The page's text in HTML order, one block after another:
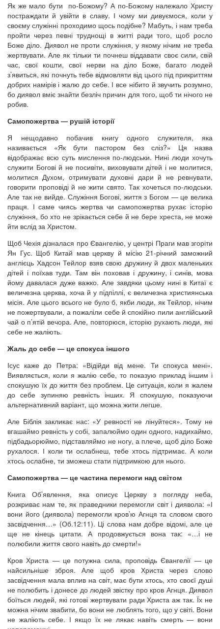
Як же мало бути по-Божому? А по-Божому належало Христу
постраждати й увійти в славу. І чому ми дивуємося, коли у
своєму служінні проходимо щось подібне? Мабуть, і нам треба
пройти через певні труднощі в житті ради того, щоб росло
Боже діло. Диявол не проти служіння, у якому нічим не треба
жертвувати. Але як тільки ти почнеш віддавати своє сили, свій
час, свої кошти, свої нерви на діло Боже, багато людей
з’явиться, які почнуть тебе відмовляти від цього під прикриттям
добрих намірів і жалю до себе. І все нібито й звучить розумно,
бо диявол вміє знайти безліч причин для того, щоб ти нічого не
робив.
Самопожертва — рушій історії
Я нещодавно побачив книгу одного служителя, яка
називається «Як бути пастором без сліз?» Ця назва
відображає всю суть мислення по-людськи. Нині люди хочуть
служити Богові й не посивіти, виховувати дітей і не молитися,
молитися Духом, отримувати духовні дари й не ревнувати,
говорити проповіді й не жити свято. Так хочеться по-людськи.
Але так не вийде. Служіння Богові, життя з Богом — це велика
праця. І саме чиясь жертва чи самопожертва рухає історію
служіння, бо хто не зрікається себе й не бере хреста, не може
йти вслід за Христом.
Щоб Чехія дізналася про Євангелію, у центрі Праги мав згоріти
Ян Гус. Щоб Китай мав церкву й місію 21-річний заможний
англієць Хадсон Тейлор взяв свою дружину й двох маленьких
дітей і поїхав туди. Там він поховав і дружину, і синів, мова
йому давалася дуже важко. Але завдяки цьому нині в Китаї є
величезна церква, хоча й у підпіллі, є величезна християнська
місія. Але цього всього не було б, якби люди, як Тейлор, нічим
не пожертвували, а пожаліли себе й спокійно пили англійський
чай о п’ятій вечора. Але, повторюся, історію рухають люди, які
себе не жаліють.
Жаль до себе — це спокуса іншого
Ісус каже до Петра: «Відійди від мене. Ти спокуса мені».
Виявляється, коли я жалію себе, то показую приклад іншим і
спокушую їх до життя без проблем. Це ситуація, коли я жалем
до себе зупиняю ревність інших. Я спокушую, показуючи
альтернативний варіант, що можна жити легше.
Але Біблія закликає нас: «У ревності не лінуйтеся». Тому не
вгашаймо ревність у собі, запалюймо один одного, надихаймо,
підбадьорюймо, підставляймо не ногу, а плече, щоб діло Боже
рухалося. І коли ти ослабнеш, тебе хтось підтримає. А коли
хтось ослабне, ти зможеш стати підтримкою для нього.
Самопожертва — це частина перемоги над світом
Книга Об’явлення, яка описує Церкву з погляду неба,
розкриває нам те, як праведники перемогли світ і диявола: «І
вони його (диявола) перемогли кров’ю Агнця та словом свого
засвідчення…» (Об.12:11). Ці слова нам добре відомі, але це
ще не кінець цитати. А продовжується вона так: «…і не
полюбили життя свого навіть до смерти!»
Кров Христа — це потужна сила, проповідь Євангелії — це
найсильніше зброя. Але щоб кров Христа через слово
засвідчення мала вплив на світ, має бути хтось, хто своєї душі
не полюбить і донесе до людей звістку про кров Агнця. Диявол
боїться людей, які готові жертвувати ради Христа аж так. Їх не
можна нічим звабити, бо вони не люблять того, що у світі. Вони
не жаліють себе. І якщо їх не лякає навіть смерть — вони